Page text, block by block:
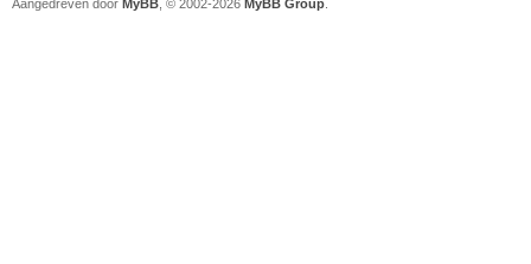
Aangedreven door MyBB , © 2002-2026 MyBB Group